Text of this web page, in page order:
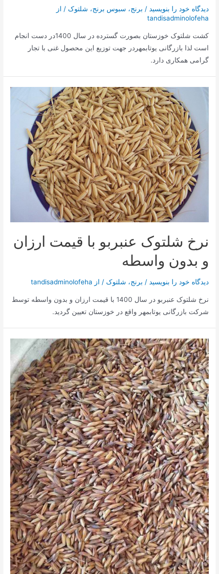
دیدگاه‌ خود را بنویسید / برنج، سبوس برنج، شلتوک / از
tandisadminolofeha
کشت شلتوک خوزستان بصورت گسترده در سال 1400در دست انجام
است لذا بازرگانی یوتابمهردر جهت توزیع این محصول غنی با تجار
گرامی همکاری دارد.
نرخ شلتوک عنبربو با قیمت ارزان
و بدون واسطه
دیدگاه‌ خود را بنویسید / برنج، شلتوک / از tandisadminolofeha
نرخ شلتوک عنبربو در سال 1400 با قیمت ارزان و بدون واسطه توسط
شرکت بازرگانی یوتابمهر واقع در خوزستان تعیین گردید.